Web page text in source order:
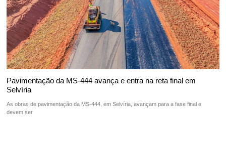
Pavimentação da MS-444 avança e entra na reta final em
Selvíria
As obras de pavimentação da MS-444, em Selvíria, avançam para a fase final e
devem ser